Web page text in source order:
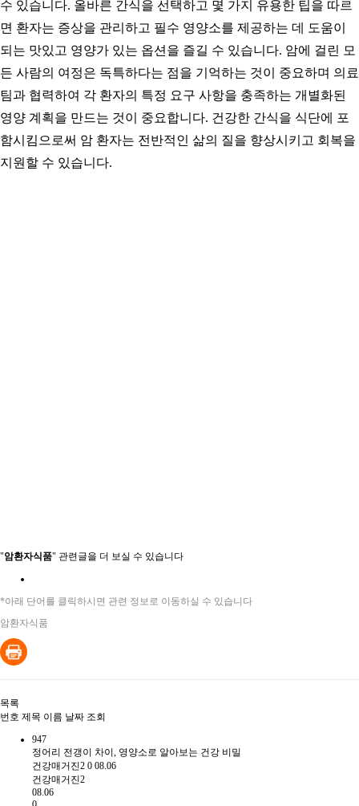
수 있습니다. 올바른 간식을 선택하고 몇 가지 유용한 팁을 따르
면 환자는 증상을 관리하고 필수 영양소를 제공하는 데 도움이
되는 맛있고 영양가 있는 옵션을 즐길 수 있습니다. 암에 걸린 모
든 사람의 여정은 독특하다는 점을 기억하는 것이 중요하며 의료
팀과 협력하여 각 환자의 특정 요구 사항을 충족하는 개별화된
영양 계획을 만드는 것이 중요합니다. 건강한 간식을 식단에 포
함시킴으로써 암 환자는 전반적인 삶의 질을 향상시키고 회복을
지원할 수 있습니다.
"암환자식품" 관련글을 더 보실 수 있습니다
*아래 단어를 클릭하시면 관련 정보로 이동하실 수 있습니다
암환자식품
목록
번호 제목 이름 날짜 조회
947
정어리 전갱이 차이, 영양소로 알아보는 건강 비밀
건강매거진2 0 08.06
건강매거진2
08.06